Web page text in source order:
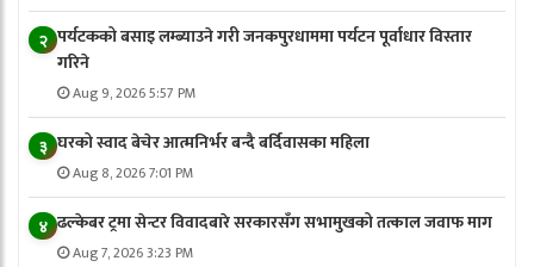
२ पर्यटकको बसाइ लम्ब्याउने गरी जनकपुरधाममा पर्यटन पूर्वाधार विस्तार
गरिने
Aug 9, 2026 5:57 PM
३ घरको स्वाद बेचेर आत्मनिर्भर बन्दै बर्दिवासका महिला
Aug 8, 2026 7:01 PM
४ ढल्केबर ट्रमा सेन्टर विवादबारे सरकारसँग सभामुखको तत्काल जवाफ माग
Aug 7, 2026 3:23 PM